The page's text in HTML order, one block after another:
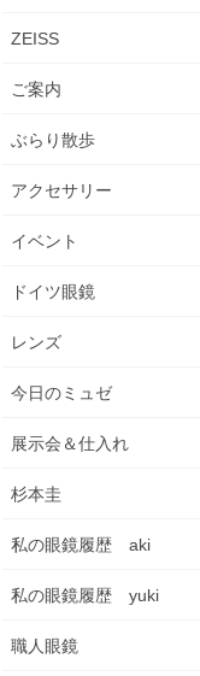
ZEISS
ご案内
ぶらり散歩
アクセサリー
イベント
ドイツ眼鏡
レンズ
今日のミュゼ
展示会＆仕入れ
杉本圭
私の眼鏡履歴 aki
私の眼鏡履歴 yuki
職人眼鏡